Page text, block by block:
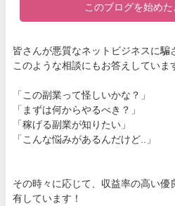
このブログを始めた
皆さんが悪質なネットビジネスに騙
このような相談にもお答えしていま
「この副業って怪しいかな？」
「まずは何からやるべき？」
「稼げる副業が知りたい」
「こんな悩みがあるんだけど..」
その時々に応じて、収益率の高い優
有しています！